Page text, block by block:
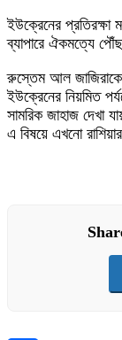
ইউক্রেনের প্রতিরক্ষা
ব্যাপারে ঐকমত্যে
রুস্তেম আল
ইউক্রেনের নিয়মিত
সামরিক জাহাজ দেখা
এ বিষয়ে এখনো